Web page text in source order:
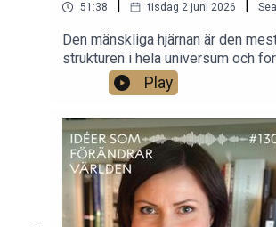
51:38 tisdag 2 juni 2026
Den mänskliga hjärnan är den
strukturen i hela universum och
hundra år försökt förstå hur den
Samtidigt bildas det hela tiden nya
några veckor, i embryon. Professor
Linnarsson har tillsammans med
forskargrupp kartlagt hjärnans
utveckling – och här om hur
man forskar om det och vad vi kan
kunskapen till.Foto: Ulf Sirborn.
Play